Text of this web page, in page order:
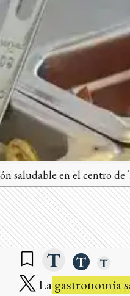
saludable en el centro de
Lagastronomía